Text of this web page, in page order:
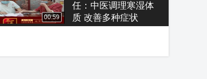
00:59
任：中医调理寒湿体
质 改善多种症状
南京太乙堂陈潭林：